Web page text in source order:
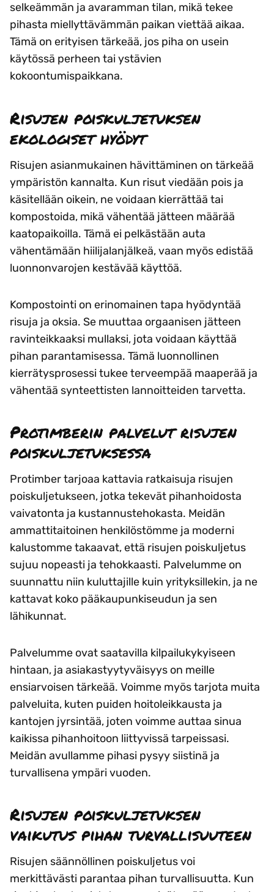
selkeämmän ja avaramman tilan, mikä tekee
pihasta miellyttävämmän paikan viettää aikaa.
Tämä on erityisen tärkeää, jos piha on usein
käytössä perheen tai ystävien
kokoontumispaikkana.
Risujen poiskuljetuksen
ekologiset hyödyt
Risujen asianmukainen hävittäminen on tärkeää
ympäristön kannalta. Kun risut viedään pois ja
käsitellään oikein, ne voidaan kierrättää tai
kompostoida, mikä vähentää jätteen määrää
kaatopaikoilla. Tämä ei pelkästään auta
vähentämään hiilijalanjälkeä, vaan myös edistää
luonnonvarojen kestävää käyttöä.
Kompostointi on erinomainen tapa hyödyntää
risuja ja oksia. Se muuttaa orgaanisen jätteen
ravinteikkaaksi mullaksi, jota voidaan käyttää
pihan parantamisessa. Tämä luonnollinen
kierrätysprosessi tukee terveempää maaperää ja
vähentää synteettisten lannoitteiden tarvetta.
Protimberin palvelut risujen
poiskuljetuksessa
Protimber tarjoaa kattavia ratkaisuja risujen
poiskuljetukseen, jotka tekevät pihanhoidosta
vaivatonta ja kustannustehokasta. Meidän
ammattitaitoinen henkilöstömme ja moderni
kalustomme takaavat, että risujen poiskuljetus
sujuu nopeasti ja tehokkaasti. Palvelumme on
suunnattu niin kuluttajille kuin yrityksillekin, ja ne
kattavat koko pääkaupunkiseudun ja sen
lähikunnat.
Palvelumme ovat saatavilla kilpailukykyiseen
hintaan, ja asiakastyytyväisyys on meille
ensiarvoisen tärkeää. Voimme myös tarjota muita
palveluita, kuten puiden hoitoleikkausta ja
kantojen jyrsintää, joten voimme auttaa sinua
kaikissa pihanhoitoon liittyvissä tarpeissasi.
Meidän avullamme pihasi pysyy siistinä ja
turvallisena ympäri vuoden.
Risujen poiskuljetuksen
vaikutus pihan turvallisuuteen
Risujen säännöllinen poiskuljetus voi
merkittävästi parantaa pihan turvallisuutta. Kun